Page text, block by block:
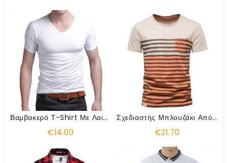
Βαμβακερό T-Shirt Με Λαιμόκοψη
€14.00
Σχεδιαστής Μπλουζάκι Από Βαμβάκι Ανδρικό T-Shirt Στυλ K
€21.70